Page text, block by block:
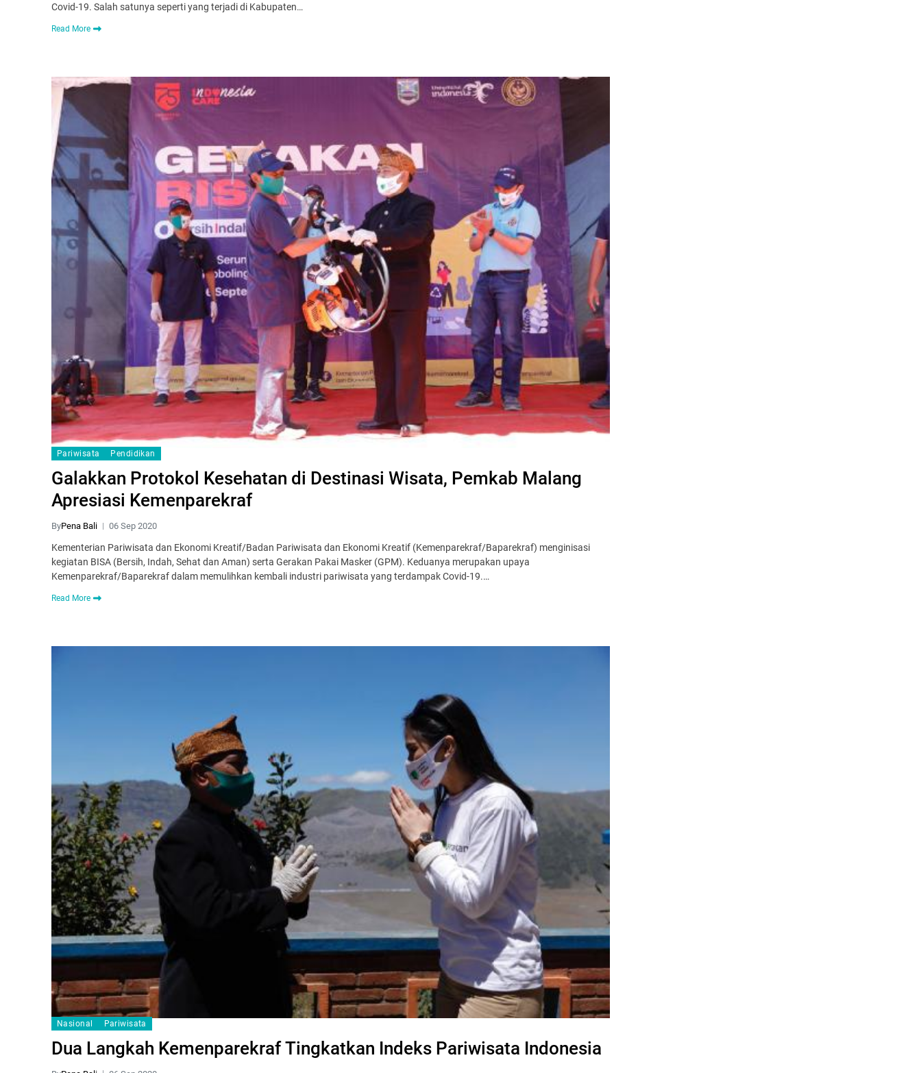
Covid-19. Salah satunya seperti yang terjadi di Kabupaten…
Read More
Pariwisata Pendidikan
Galakkan Protokol Kesehatan di Destinasi Wisata, Pemkab Malang
Apresiasi Kemenparekraf
ByPena Bali 06 Sep 2020
Kementerian Pariwisata dan Ekonomi Kreatif/Badan Pariwisata dan Ekonomi Kreatif (Kemenparekraf/Baparekraf) menginisasi
kegiatan BISA (Bersih, Indah, Sehat dan Aman) serta Gerakan Pakai Masker (GPM). Keduanya merupakan upaya
Kemenparekraf/Baparekraf dalam memulihkan kembali industri pariwisata yang terdampak Covid-19.…
Read More
Nasional Pariwisata
Dua Langkah Kemenparekraf Tingkatkan Indeks Pariwisata Indonesia